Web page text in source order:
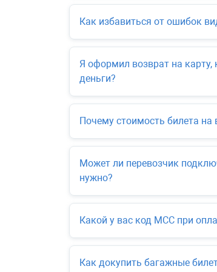
Как избавиться от ошибок
Я оформил возврат на
деньги?
Почему стоимость билета
Может ли перевозчик
нужно?
Какой у вас код МСС при
Как докупить багажные